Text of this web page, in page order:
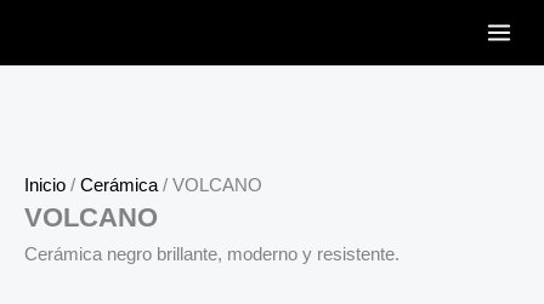
Inicio / Cerámica / VOLCANO
VOLCANO
Cerámica negro brillante, moderno y resistente.